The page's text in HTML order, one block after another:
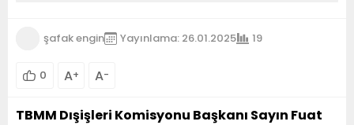
şafak engin Yayınlama: 26.01.2025 19
0 A+ A-
TBMM Dışişleri Komisyonu Başkanı Sayın Fuat